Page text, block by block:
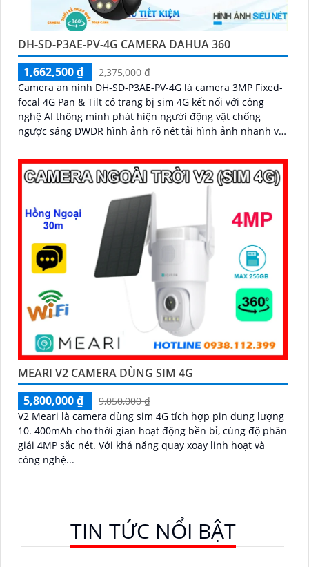
DH-SD-P3AE-PV-4G CAMERA DAHUA 360
1,662,500 ₫
2,375,000 ₫
Camera an ninh DH-SD-P3AE-PV-4G là camera 3MP Fixed-
focal 4G Pan & Tilt có trang bị sim 4G kết nối với công
nghệ AI thông minh phát hiện người động vật chống
ngược sáng DWDR hình ảnh rõ nét tải hình ảnh nhanh với
MEARI V2 CAMERA DÙNG SIM 4G
5,800,000 ₫
9,050,000 ₫
V2 Meari là camera dùng sim 4G tích hợp pin dung lượng
10. 400mAh cho thời gian hoạt động bền bỉ, cùng độ phân
giải 4MP sắc nét. Với khả năng quay xoay linh hoạt và
công nghệ...
TIN TỨC NỔI BẬT